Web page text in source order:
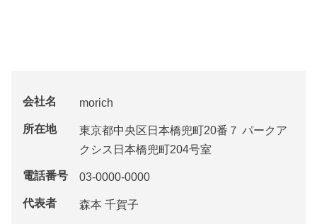
会社名 morich
所在地
東京都中央区日本橋兜町20番７ パークア
クシス日本橋兜町204号室
電話番号 03-0000-0000
代表者 森本 千賀子